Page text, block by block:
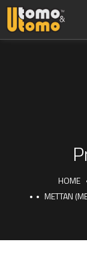
HOME
METTAN